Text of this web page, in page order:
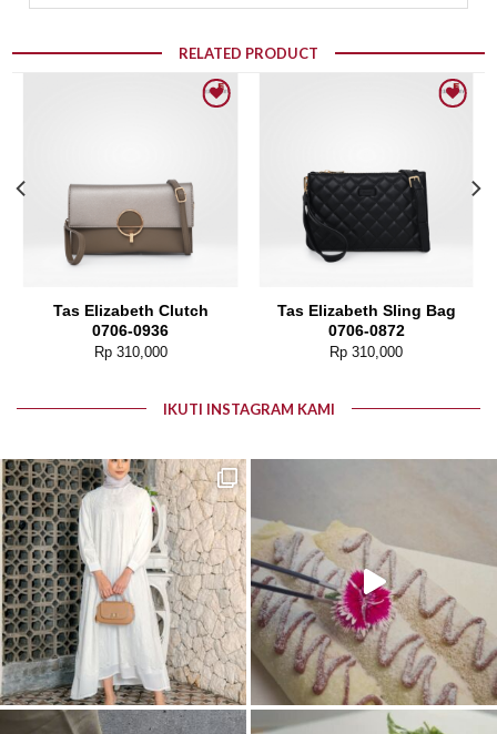
RELATED PRODUCT
Tas Elizabeth Clutch
0706-0936
Rp310,000
Tas Elizabeth Sling Bag
0706-0872
Rp 310,000
IKUTI INSTAGRAM KAMI